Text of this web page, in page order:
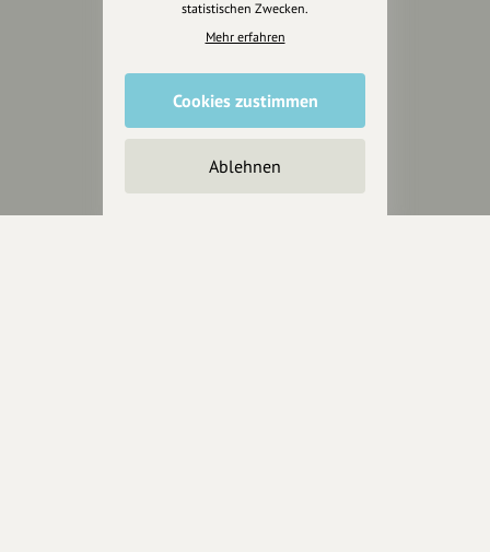
Anakin Design
Unterstütze
unsere Plattform
statistischen Zwecken.
Mehr erfahren
Cookies zustimmen
Ablehnen